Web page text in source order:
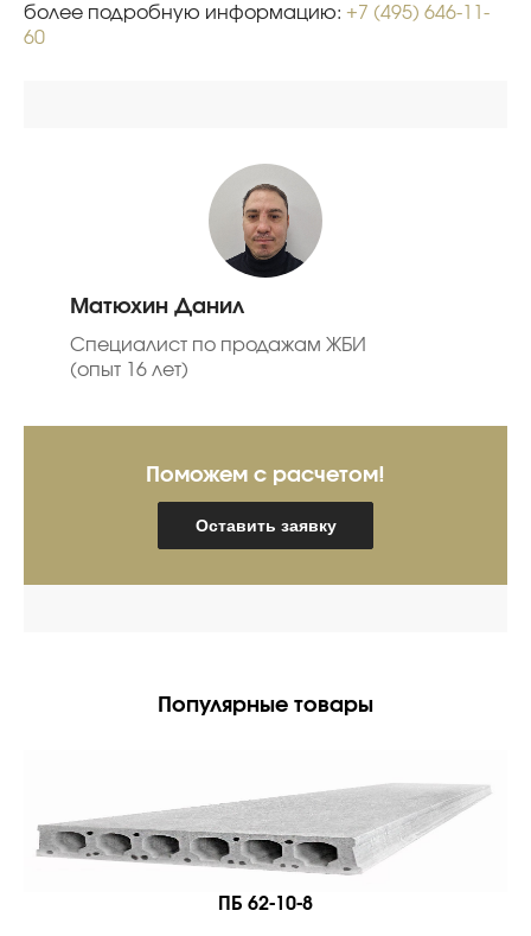
более подробную информацию: +7 (495) 646-11-
60
Матюхин Данил
Специалист по продажам ЖБИ
(опыт 16 лет)
Поможем с расчетом!
Оставить заявку
Популярные товары
ПБ 62-10-8